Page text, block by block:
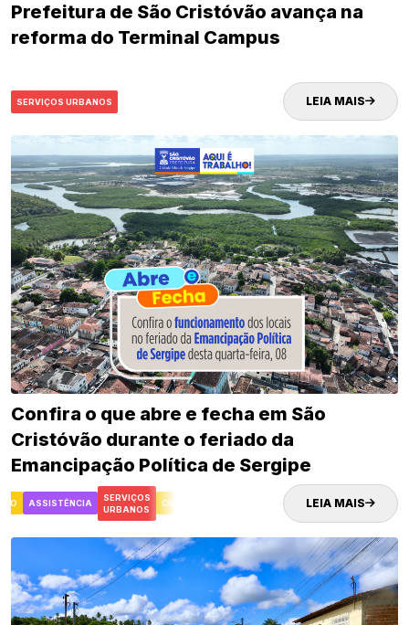
Prefeitura de São Cristóvão avança na
reforma do Terminal Campus
SERVIÇOS URBANOS LEIA MAIS
Confira o que abre e fecha em São
Cristóvão durante o feriado da
Emancipação Política de Sergipe
ASSISTÊNCIA
SERVIÇOS
URBANOS
CULTURA DESENVOLVIMENTO
LEIA MAIS